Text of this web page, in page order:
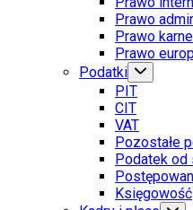
Prawo
Prawo
Prawo
Podatki
PIT
CIT
VAT
Pozostałe
Podatek od
Księgowość